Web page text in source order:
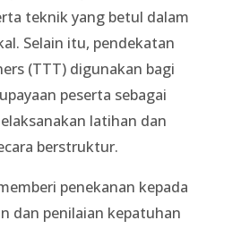
teknik yang betul dalam
Selain itu, pendekatan
(TTT) digunakan bagi
peserta sebagai
latihan dan
berstruktur.
penekanan kepada
dan penilaian kepatuhan